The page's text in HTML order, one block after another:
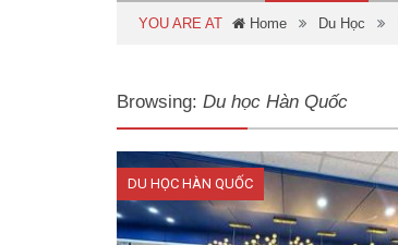
YOU ARE AT Home Du Học
Browsing: Du học Hàn Quốc
DU HỌC HÀN QUỐC